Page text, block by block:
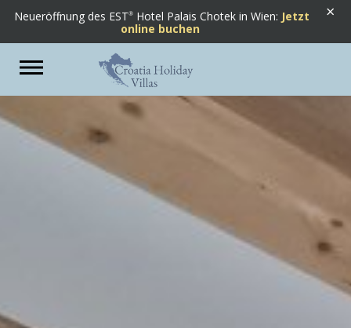
×
Neueröffnung des EST Hotel Palais Chotek in Wien: Jetzt
online buchen
Toggle
navigation